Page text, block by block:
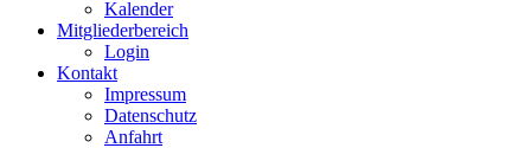
Kalender
Mitgliederbereich
Login
Kontakt
Impressum
Datenschutz
Anfahrt